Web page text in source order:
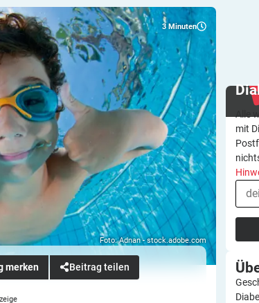
3 Minuten
Foto: Adnan - stock.adobe.com
Beitrag teilen
Alle
mit